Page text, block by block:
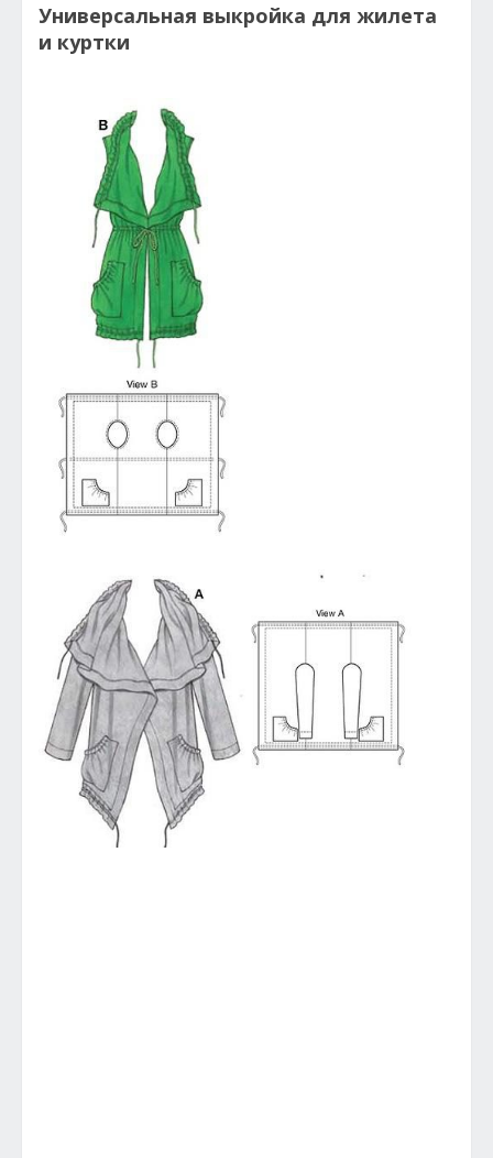
Универсальная выкройка для жилета
и куртки